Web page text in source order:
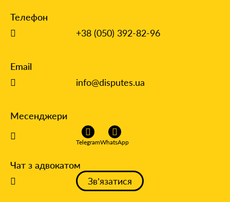
Телефон
+38 (050) 392-82-96
Email
info@disputes.ua
Месенджери
TelegramWhatsApp
Чат з адвокатом
Зв’язатися